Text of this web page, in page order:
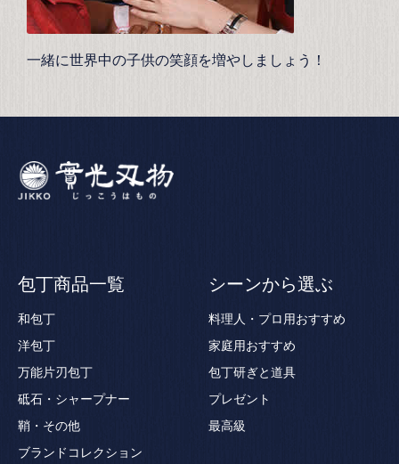
一緒に世界中の子供の笑顔を増やしましょう！
包丁商品一覧
和包丁
洋包丁
万能片刃包丁
砥石・シャープナー
鞘・その他
ブランドコレクション
シーンから選ぶ
料理人・プロ用おすすめ
家庭用おすすめ
包丁研ぎと道具
プレゼント
最高級